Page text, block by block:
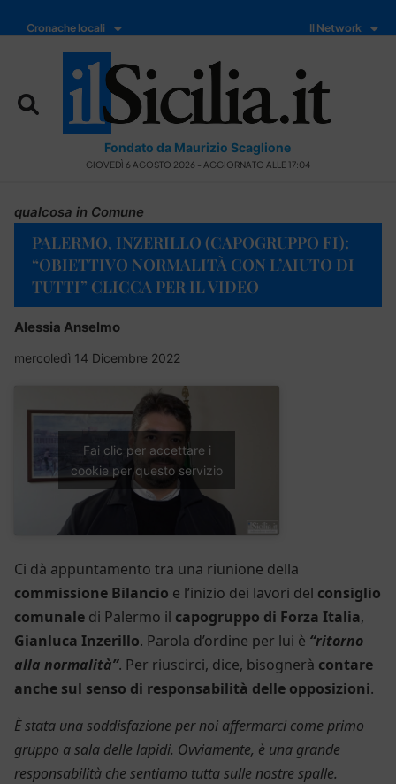
Cronache locali Il Network
Fondato da Maurizio Scaglione
GIOVEDÌ 6 AGOSTO 2026 - AGGIORNATO ALLE 17:04
qualcosa in Comune
PALERMO, INZERILLO (CAPOGRUPPO FI):
“OBIETTIVO NORMALITÀ CON L’AIUTO DI
TUTTI” CLICCA PER IL VIDEO
Alessia Anselmo
mercoledì 14 Dicembre 2022
Fai clic per accettare i
cookie per questo servizio
Ci dà appuntamento tra una riunione della
commissione Bilancio e l’inizio dei lavori del consiglio
comunale di Palermo il capogruppo di Forza Italia,
Gianluca Inzerillo. Parola d’ordine per lui è “ritorno
alla normalità”. Per riuscirci, dice, bisognerà contare
anche sul senso di responsabilità delle opposizioni.
Èstata una soddisfazione per noi affermarci come primo
gruppo a sala delle lapidi. Ovviamente, è una grande
responsabilità che sentiamo tutta sulle nostre spalle.